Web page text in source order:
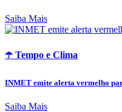
Saiba Mais
☂️ Tempo e Clima
INMET emite alerta vermelho
Saiba Mais